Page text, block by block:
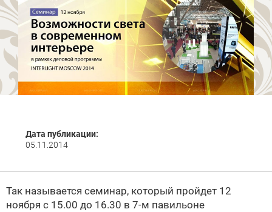
Дата публикации:
05.11.2014
Так называется семинар, который пройдет 12
ноября с 15.00 до 16.30 в 7-м павильоне